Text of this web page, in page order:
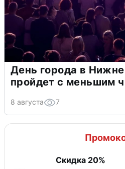
День города в
пройдет с меньшим
8 августа 7
Скидка 20%